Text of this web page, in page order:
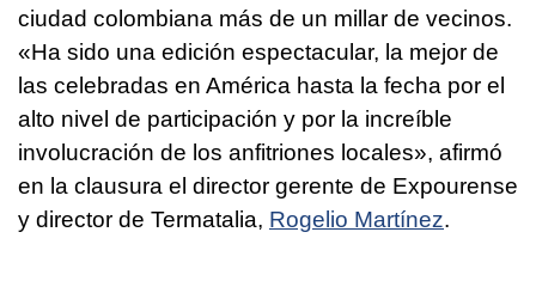
ciudad colombiana más de un millar de vecinos.
«Ha sido una edición espectacular, la mejor de
las celebradas en América hasta la fecha por el
alto nivel de participación y por la increíble
involucración de los anfitriones locales», afirmó
en la clausura el director gerente de Expourense
y director de Termatalia, Rogelio Martínez.